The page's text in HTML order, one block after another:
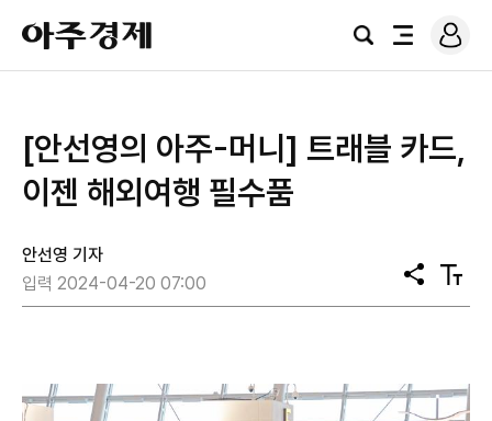
아
주
경
검
전
로
그
[안선영의 아주-머니] 트래블 카드,
이젠 해외여행 필수품
안선영 기자
입력 2024-04-20 07:00
공
유
텍
스